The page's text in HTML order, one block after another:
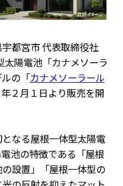
都宮市 代表取締役社
陽電池「カナメソーラ
の「カナメソーラール
２月１日より販売を開
となる屋根一体型太陽電
池の特徴である「屋根
設置」「屋根一体型の